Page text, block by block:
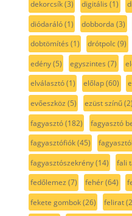
dekorcsík(3) digitális (1)
diódaráló(1) dobborda (3)
dobtömítés (1) drótpolc(9)
edény(5) egyszintes (7)
elválasztó(1) előlap(60)
evőeszköz (5) ezüst színű(2)
fagyasztó(182) fagyasztó
fagyasztófiók(45)
fagyasztószekrény(14) fali
fedőlemez (7) fehér(64)
fekete gombok(26) felirat